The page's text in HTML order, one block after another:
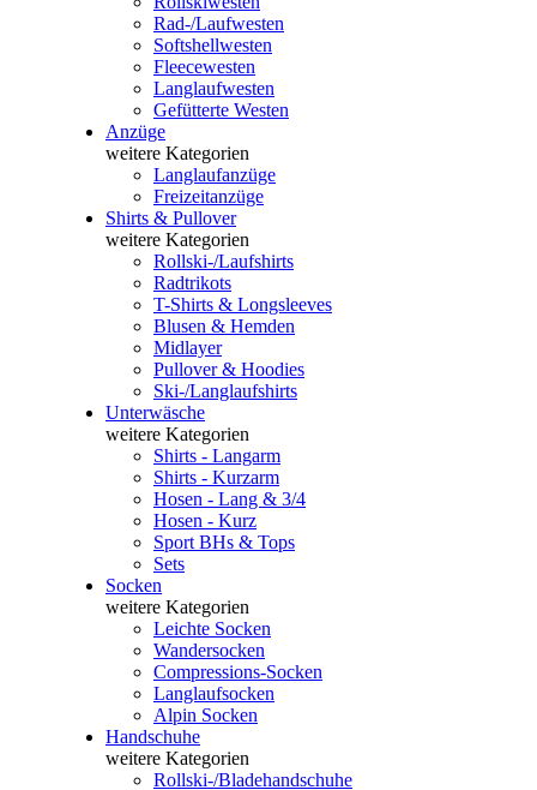
Rad-/Laufwesten
Softshellwesten
Fleecewesten
Langlaufwesten
Gefütterte Westen
Anzüge
weitere Kategorien
Langlaufanzüge
Freizeitanzüge
Shirts & Pullover
weitere Kategorien
Rollski-/Laufshirts
Radtrikots
T-Shirts & Longsleeves
Blusen & Hemden
Midlayer
Pullover & Hoodies
Ski-/Langlaufshirts
Unterwäsche
weitere Kategorien
Shirts - Langarm
Shirts - Kurzarm
Hosen - Lang & 3/4
Hosen - Kurz
Sport BHs & Tops
Sets
Socken
weitere Kategorien
Leichte Socken
Wandersocken
Compressions-Socken
Langlaufsocken
Alpin Socken
Handschuhe
weitere Kategorien
Rollski-/Bladehandschuhe